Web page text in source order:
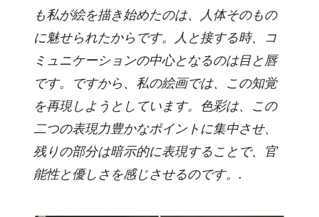
も私が絵を描き始めたのは、人体そのもの
に魅せられたからです。人と接する時、コ
ミュニケーションの中心となるのは目と唇
です。ですから、私の絵画では、この知覚
を再現しようとしています。色彩は、この
二つの表現力豊かなポイントに集中させ、
残りの部分は暗示的に表現することで、官
能性と優しさを感じさせるのです。.